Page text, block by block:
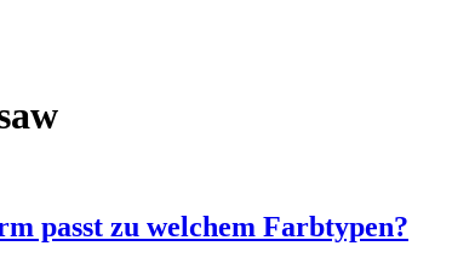
passt zu welchem Farbtypen?